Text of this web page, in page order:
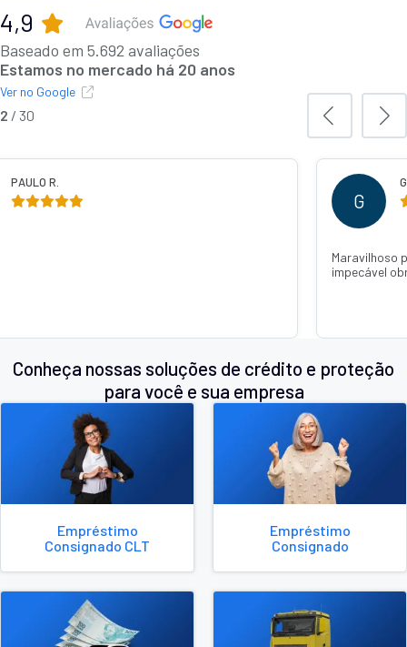
4,9
Baseado em 5.692 avaliações
Estamos no mercado há 20 anos
Ver no Google
PAULO R.
G
Maravilhoso
impecável
2 / 30
Conheça nossas soluções de crédito e proteção
para você e sua empresa
Empréstimo
Consignado CLT
Empréstimo
Consignado